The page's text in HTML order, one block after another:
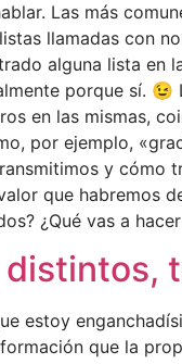
Las más
llamadas con
alguna lista
porque sí.
en las mismas,
por ejemplo,
y
que habremos
¿Qué vas a
estoy
que la